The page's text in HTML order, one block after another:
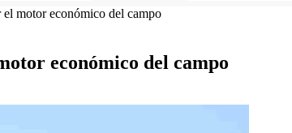
motor económico del campo
económico del campo